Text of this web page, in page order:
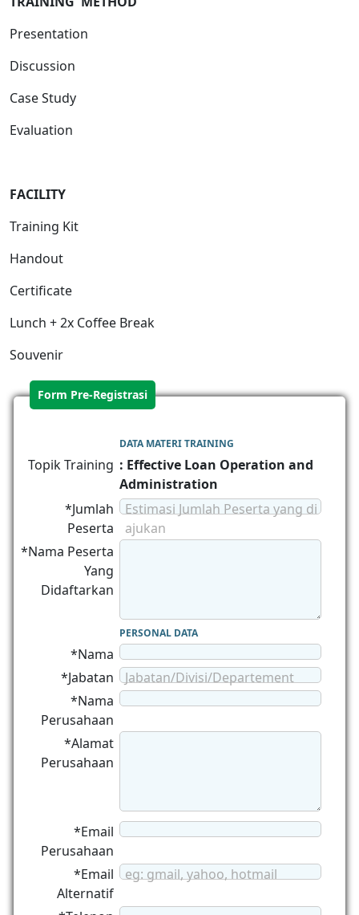
Presentation
Discussion
Case Study
Evaluation
FACILITY
Training Kit
Handout
Certificate
Lunch + 2x Coffee Break
Souvenir
Form Pre-Registrasi
DATA MATERI TRAINING
Topik Training : Effective Loan Operation and
Administration
*Jumlah
Peserta
Estimasi Jumlah Peserta yang di
ajukan
*Nama Peserta
Yang
Didaftarkan
PERSONAL DATA
*Nama
*Jabatan
Jabatan/Divisi/Departement
*Nama
Perusahaan
*Alamat
Perusahaan
*Email
Perusahaan
*Email
Alternatif
eg: gmail, yahoo, hotmail